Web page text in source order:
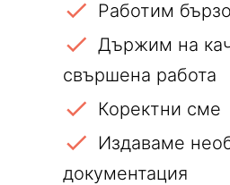
Работим бързо
Държим на
свършена работа
Коректни сме
Издаваме
документация